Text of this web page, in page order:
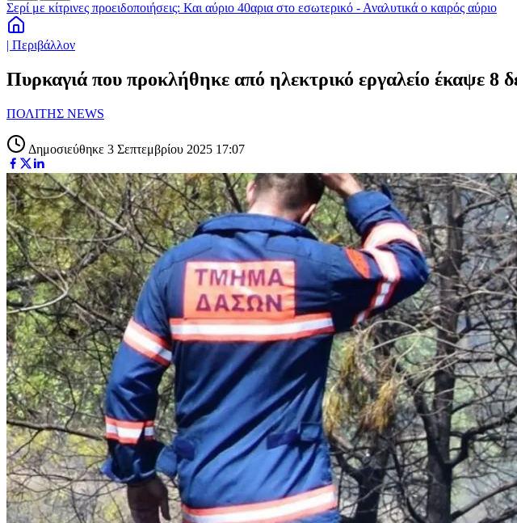
Σερί με κίτρινες προειδοποιήσεις: Και αύριο 40αρια στο εσωτερικό - Αναλυτικά ο καιρός αύριο
| Περιβάλλον
Πυρκαγιά που προκλήθηκε από ηλεκτρικό εργαλείο έκαψε 8
ΠΟΛΙΤΗΣ NEWS
Δημοσιεύθηκε 3 Σεπτεμβρίου 2025 17:07